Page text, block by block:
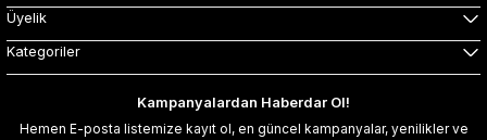
Üyelik
Kategoriler
Kampanyalardan Haberdar Ol!
Hemen E-posta listemize kayıt ol, en güncel kampanyalar, yenilikler ve